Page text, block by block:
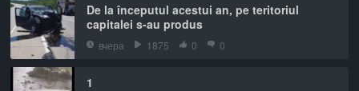
De la începutul acestui an, pe teritoriul
capitalei s-au produs
вчера 1875 0 0
1